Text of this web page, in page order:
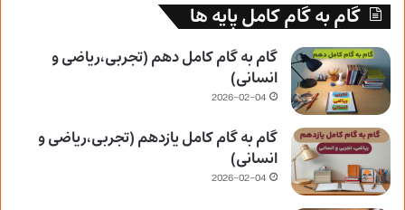
گام به گام کامل پایه ها
گام به گام کامل دهم (تجربی،ریاضی و
انسانی)
2026-02-04
گام به گام کامل یازدهم (تجربی،ریاضی و
انسانی)
2026-02-04